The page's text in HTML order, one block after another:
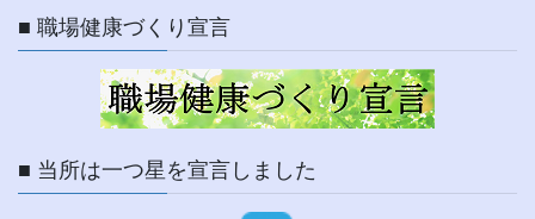
■ 職場健康づくり宣言
■ 当所は一つ星を宣言しました